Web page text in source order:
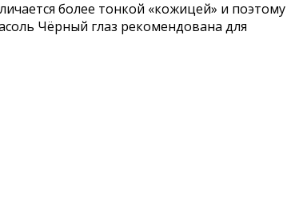
более тонкой «кожицей» и поэтому
Чёрный глаз рекомендована для